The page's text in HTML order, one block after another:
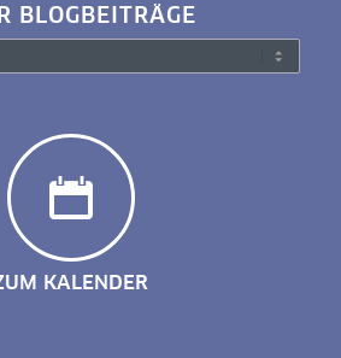
BLOGBEITRÄGE
KALENDER